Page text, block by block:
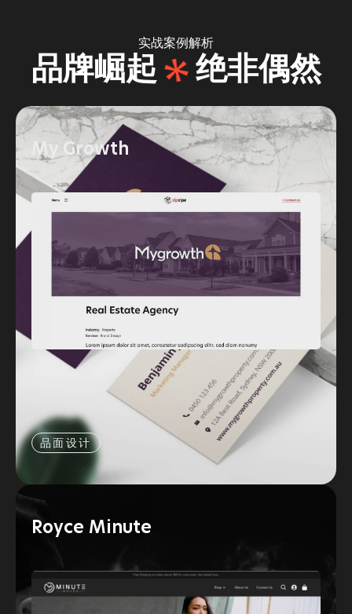
实战案例解析
品牌崛起 绝非偶然
My Growth
品面设计
Royce Minute